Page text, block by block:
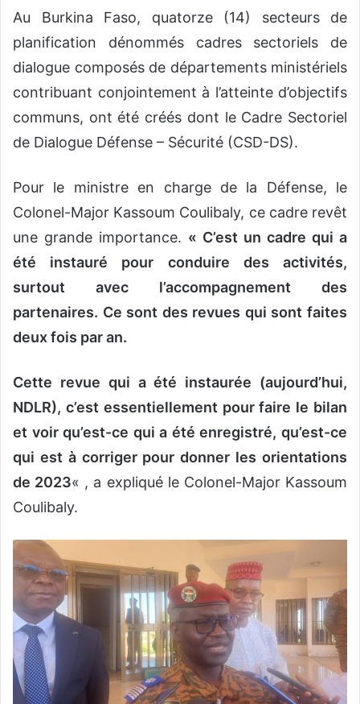
Au Burkina Faso, quatorze (14) secteurs de
planification dénommés cadres sectoriels de
dialogue composés de départements ministériels
contribuant conjointement à l’atteinte d’objectifs
communs, ont été créés dont le Cadre Sectoriel
de Dialogue Défense – Sécurité (CSD-DS).
Pour le ministre en charge de la Défense, le
Colonel-Major Kassoum Coulibaly, ce cadre revêt
une grande importance. « C’est un cadre qui a
été instauré pour conduire des activités,
surtout avec l’accompagnement des
partenaires. Ce sont des revues qui sont faites
deux fois par an.
Cette revue qui a été instaurée (aujourd’hui,
NDLR), c’est essentiellement pour faire le bilan
et voir qu’est-ce qui a été enregistré, qu’est-ce
qui est à corriger pour donner les orientations
de 2023« , a expliqué le Colonel-Major Kassoum
Coulibaly.